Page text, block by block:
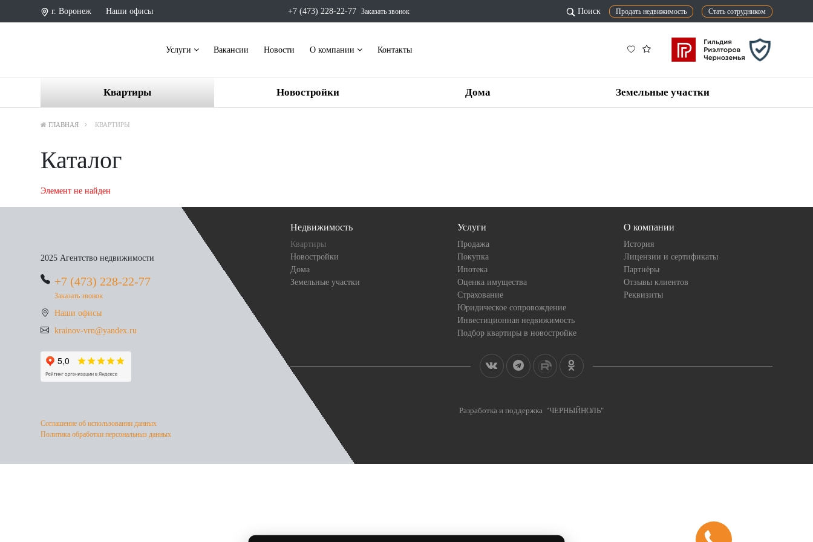
г. Воронеж Наши офисы +7 (473) 228-22-77 Заказать звонок Поиск Продать недвижимость Стать сотрудником
Услуги Вакансии Новости О компании Контакты
Квартиры Новостройки Дома Земельные участки
ГЛАВНАЯ КВАРТИРЫ
Каталог
Элемент не найден
2025 Агентство недвижимости
+7 (473) 228-22-77
Заказать звонок
Наши офисы
krainov-vrn@yandex.ru
Соглашение об использовании данных
Политика обработки персональныз данных
Недвижимость
Квартиры
Новостройки
Дома
Земельные участки
Услуги
Продажа
Покупка
Ипотека
Оценка имущества
Страхование
Юридическое сопровождение
Инвестиционная недвижимость
Подбор квартиры в новостройке
О компании
История
Лицензии и сертификаты
Партнёры
Отзывы клиентов
Реквизиты
Разработка и поддержка "ЧЕРНЫЙНОЛЬ"